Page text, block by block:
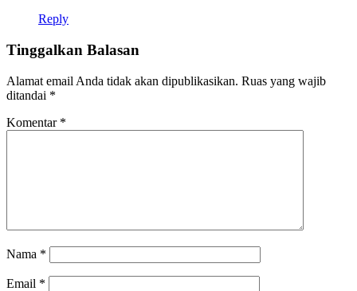
Reply
Tinggalkan Balasan
Alamat email Anda tidak akan dipublikasikan. Ruas yang wajib
ditandai *
Komentar *
Nama *
Email *